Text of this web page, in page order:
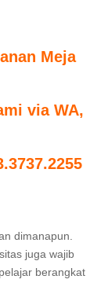
Meja
via WA,
dimanapun.
juga wajib
berangkat